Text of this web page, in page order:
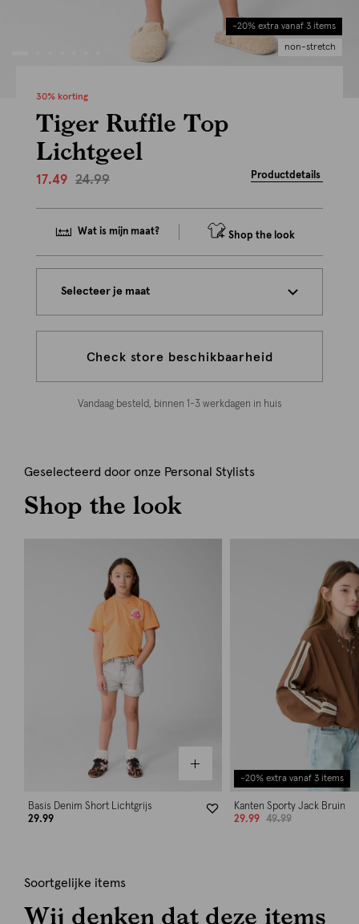
-20% extra vanaf 3 items
non-stretch
30% korting
Tiger Ruffle Top
Lichtgeel
17.49 24.99 Productdetails
Wat is mijn maat? Shop the look
Selecteer je maat
Check store beschikbaarheid
Vandaag besteld, binnen 1-3 werkdagen in huis
Geselecteerd door onze Personal Stylists
Shop the look
Basis Denim Short Lichtgrijs
29.99
-20% extra vanaf 3 items
Kanten Sporty Jack Bruin
29.99
49.99
Soortgelijke items
Wij denken dat deze items